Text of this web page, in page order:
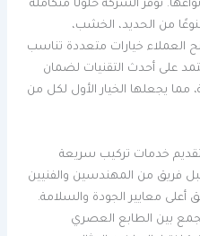
توفر الشركة حلولًا متكاملة
من الحديد، الخشب،
العملاء خيارات متعددة تناسب
على أحدث التقنيات لضمان
مما يجعلها الخيار الأول لكل من
خدمات تركيب سريعة
فريق من المهندسين والفنيين
معايير الجودة والسلامة.
بين الطابع العصري